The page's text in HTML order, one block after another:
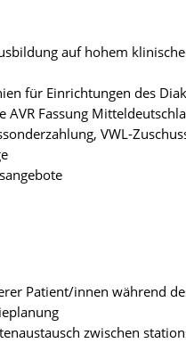
auf hohem
für Einrichtungen des
AVR Fassung
VWL-
Patient/innen während
zwischen